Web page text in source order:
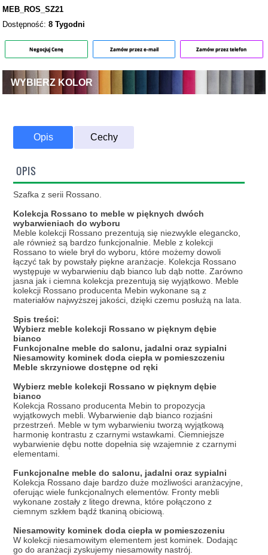
MEB_ROS_SZ21
Dostępność:8 Tygodni
Negocjuj Cenę Zamów przez e-mail Zamów przez telefon
WYBIERZ KOLOR
Opis Cechy
OPIS
Szafka z serii Rossano.
Kolekcja Rossano to meble w pięknych dwóch
wybarwieniach do wyboru
Meble kolekcji Rossano prezentują się niezwykle elegancko,
ale również są bardzo funkcjonalnie. Meble z kolekcji
Rossano to wiele brył do wyboru, które możemy dowoli
łączyć tak by powstały piękne aranżacje. Kolekcja Rossano
występuje w wybarwieniu dąb bianco lub dąb notte. Zarówno
jasna jak i ciemna kolekcja prezentują się wyjątkowo. Meble
kolekcji Rossano producenta Mebin wykonane są z
materiałów najwyższej jakości, dzięki czemu posłużą na lata.
Spis treści:
Wybierz meble kolekcji Rossano w pięknym dębie
bianco
Funkcjonalne meble do salonu, jadalni oraz sypialni
Niesamowity kominek doda ciepła w pomieszczeniu
Meble skrzyniowe dostępne od ręki
Wybierz meble kolekcji Rossano w pięknym dębie
bianco
Kolekcja Rossano producenta Mebin to propozycja
wyjątkowych mebli. Wybarwienie dąb bianco rozjaśni
przestrzeń. Meble w tym wybarwieniu tworzą wyjątkową
harmonię kontrastu z czarnymi wstawkami. Ciemniejsze
wybarwienie dębu notte dopełnia się wzajemnie z czarnymi
elementami.
Funkcjonalne meble do salonu, jadalni oraz sypialni
Kolekcja Rossano daje bardzo duże możliwości aranżacyjne,
oferując wiele funkcjonalnych elementów. Fronty mebli
wykonane zostały z litego drewna, które połączono z
ciemnym szkłem bądź tkaniną obiciową.
Niesamowity kominek doda ciepła w pomieszczeniu
W kolekcji niesamowitym elementem jest kominek. Dodając
go do aranżacji zyskujemy niesamowity nastrój.